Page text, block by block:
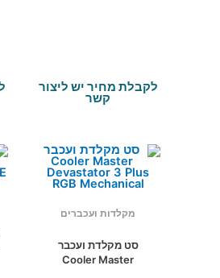
לקבלת מחיר יש ליצור
קשר
מקלדות ועכברים
סט מקלדת ועכבר
Cooler Master